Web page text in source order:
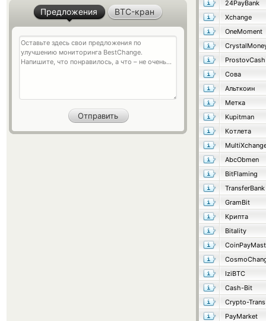
24PayBank
Xchange
OneMoment
ProstovCash
Сова
Альткоин
Метка
Kupitman
Котлета
AbcObmen
BitFlaming
TransferBank
GramBit
Крипта
Bitality
IziBTC
Cash-Bit
Crypto-Trans
PayMarket
Предложения BTC-кран